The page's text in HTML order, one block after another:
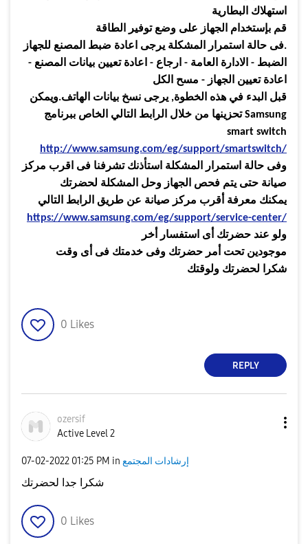
استهلاك البطارية
قم بإستخدام الجهاز على وضع توفير الطاقة
فى حالة استمرار المشكلة يرجى اعادة ضبط المصنع للجهاز.
الضبط - الادارة العامة - ارجاع - اعادة تعيين بيانات المصنع -
اعادة تعيين الجهاز - مسح الكل
قبل البدء في هذه الخطوة, يرجى نسخ بيانات الهاتف.ويمكن
تحزينها من خلال الرابط التالي الخاص ببرنامجSamsung
smart switch
http://www.samsung.com/eg/support/smartswitch/
وفى حالة استمرار المشكلة استأذنك تشرفنا فى اقرب مركز
صيانة حتى يتم فحص الجهاز وحل المشكلة لحضرتك
يمكنك معرفة أقرب مركز صيانة عن طريق الرابط التالي
https://www.samsung.com/eg/support/service-center/
ولو عند حضرتك أى استفسار أخر
موجودين تحت أمر حضرتك وفى خدمتك فى أى وقت
شكرا لحضرتك ولوقتك
0 Likes
REPLY
ozersif
Active Level 2
‎07-02-2022 01:25 PM in إرشادات المجتمع
شكرا جدا لحضرتك
0 Likes